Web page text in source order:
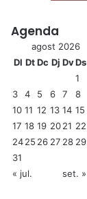
Agenda
agost 2026
Dl DtDc Dj DvDs
1
3
4 5 6 7 8
10 11 12 13 14 15
17 18 19 2021 22
2425 26 27 28 29
31
« jul.
set. »